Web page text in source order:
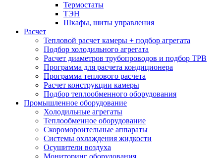
Термостаты
ТЭН
Шкафы, шиты управления
Расчет
Тепловой расчет камеры + подбор агрегата
Подбор холодильного агрегата
Расчет диаметров трубопроводов и подбор ТРВ
Программа для расчета кондиционера
Программа теплового расчета
Расчет конструкции камеры
Подбор теплообменного оборудования
Промышленное оборудование
Холодильные агрегаты
Теплообменное оборудование
Скоромороительные аппараты
Системы охлаждения жидкости
Осушители воздуха
Мониторинг оборудования